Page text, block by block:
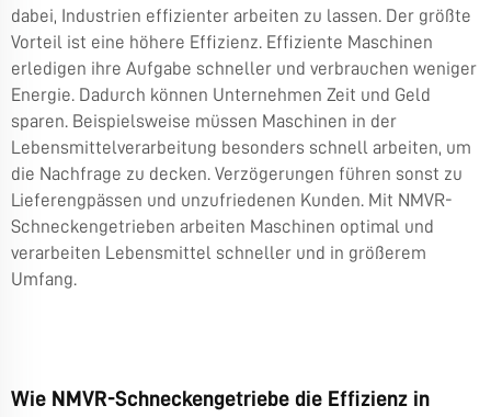
dabei, Industrien effizienter arbeiten zu lassen. Der größte
Vorteil ist eine höhere Effizienz. Effiziente Maschinen
erledigen ihre Aufgabe schneller und verbrauchen weniger
Energie. Dadurch können Unternehmen Zeit und Geld
sparen. Beispielsweise müssen Maschinen in der
Lebensmittelverarbeitung besonders schnell arbeiten, um
die Nachfrage zu decken. Verzögerungen führen sonst zu
Lieferengpässen und unzufriedenen Kunden. Mit NMVR-
Schneckengetrieben arbeiten Maschinen optimal und
verarbeiten Lebensmittel schneller und in größerem
Umfang.
Wie NMVR-Schneckengetriebe die Effizienz in